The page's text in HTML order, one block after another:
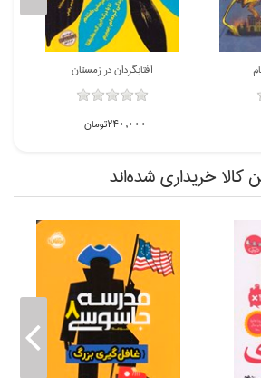
آفتابگردان در زمستان
240,000تومان
كالا خريداري شده‌اند